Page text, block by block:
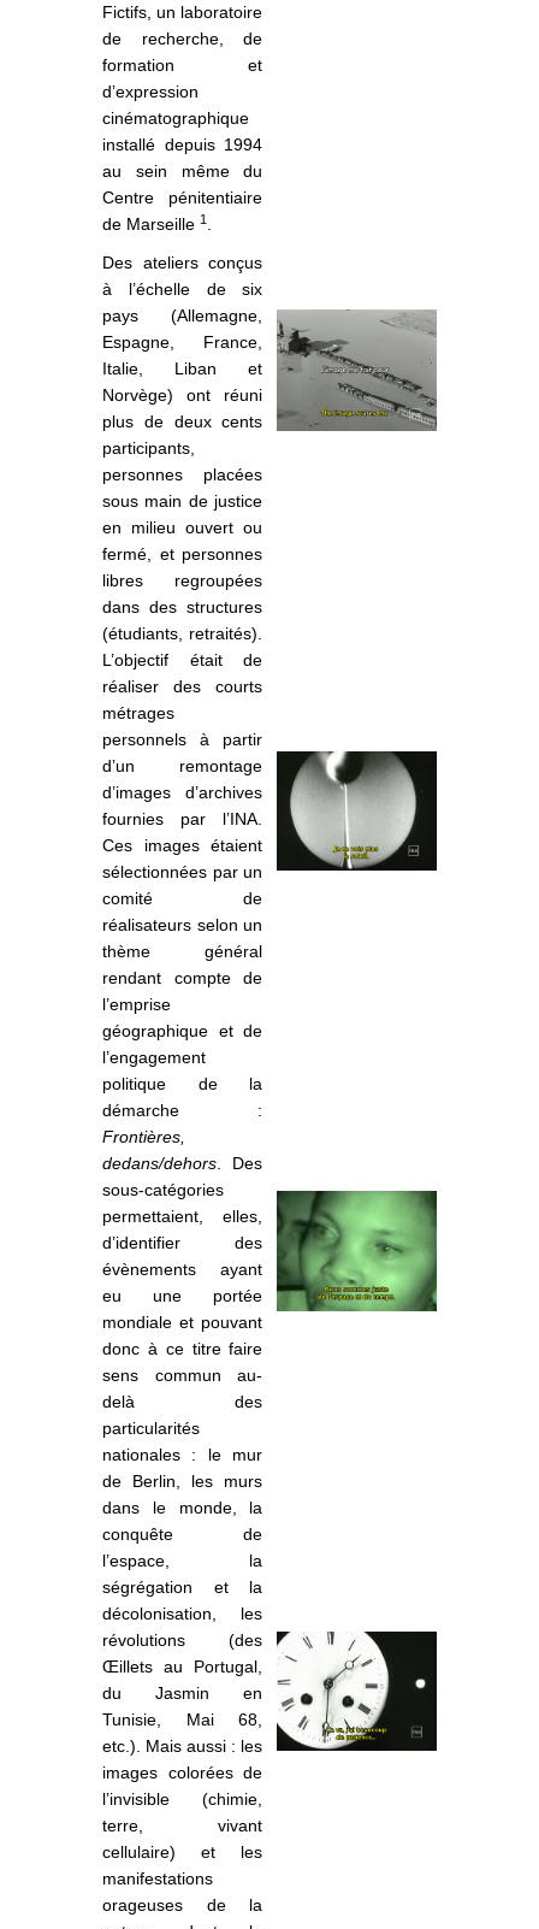
Fictifs, un laboratoire
de recherche, de
formation et
d’expression
cinématographique
installé depuis 1994
au sein même du
Centre pénitentiaire
de Marseille 1
Des ateliers conçus
à l’échelle de six
pays (Allemagne,
Espagne, France,
Italie, Liban et
Norvège) ont réuni
plus de deux cents
participants,
personnes placées
sous main de justice
en milieu ouvert ou
fermé, et personnes
libres regroupées
dans des structures
(étudiants, retraités).
L’objectif était de
réaliser des courts
métrages
personnels à partir
d’un remontage
d’images d’archives
fournies par l’INA.
Ces images étaient
sélectionnées par un
comité de
réalisateurs selon un
thème général
rendant compte de
l’emprise
géographique et de
l’engagement
politique de la
démarche :
Frontières,
dedans/dehors . Des
sous-catégories
permettaient, elles,
d’identifier des
évènements ayant
eu une portée
mondiale et pouvant
donc à ce titre faire
sens commun au-
delà des
particularités
nationales : le mur
de Berlin, les murs
dans le monde, la
conquête de
l’espace, la
ségrégation et la
décolonisation, les
révolutions (des
Œillets au Portugal,
du Jasmin en
Tunisie, Mai 68,
etc.). Mais aussi : les
images colorées de
l’invisible (chimie,
terre, vivant
cellulaire) et les
manifestations
orageuses de la